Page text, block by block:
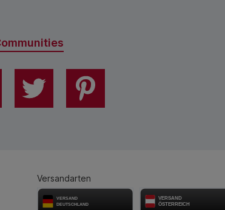
Versandarten